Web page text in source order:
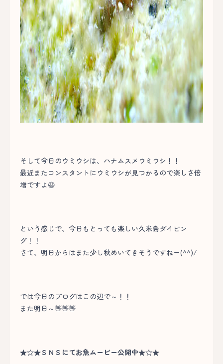
そして今日のウミウシは、ハナムスメウミウシ！！
最近またコンスタントにウミウシが見つかるので楽しさ倍
増ですよ😆
という感じで、今日もとっても楽しい久米島ダイビン
グ！！
さて、明日からはまた少し秋めいてきそうですねー(^^)/
では今日のブログはこの辺で～！！
また明日～👋👋👋
★☆★ＳＮＳにてお魚ムービー公開中★☆★